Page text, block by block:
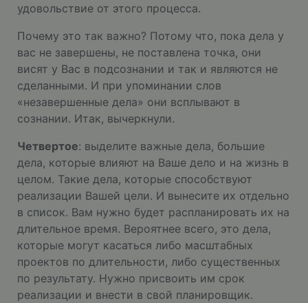
удовольствие от этого процесса.
Почему это так важно? Потому что, пока дела у
вас не завершены, не поставлена точка, они
висят у Вас в подсознании и так и являются не
сделанными. И при упоминании слов
«незавершенные дела» они всплывают в
сознании. Итак, вычеркнули.
Четвертое: выделите важные дела, большие
дела, которые влияют на Ваше дело и на жизнь в
целом. Такие дела, которые способствуют
реализации Вашей цели. И вынесите их отдельно
в список. Вам нужно будет распланировать их на
длительное время. Вероятнее всего, это дела,
которые могут касаться либо масштабных
проектов по длительности, либо существенных
по результату. Нужно присвоить им срок
реализации и внести в свой планировщик.